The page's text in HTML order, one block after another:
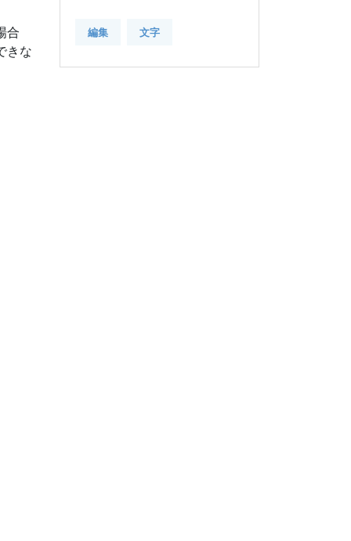
合
きな
編集 文字